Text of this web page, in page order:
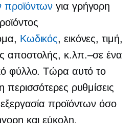
προϊόντων για γρήγορη
Κωδικός, εικόνες, τιμή,
αποστολής, κ.λπ.–σε ένα
φύλλο. Τώρα αυτό το
περισσότερες ρυθμίσεις
προϊόντων όσο
και εύκολη.